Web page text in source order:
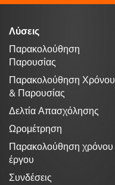
Λύσεις
Παρακολούθηση
Παρουσίας
Παρακολούθηση Χρόνου
& Παρουσίας
Δελτία Απασχόλησης
Ωρομέτρηση
Παρακολούθηση χρόνου
έργου
Συνδέσεις